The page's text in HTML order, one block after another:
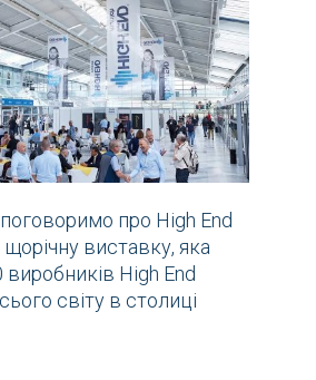
про High End
виставку, яка
виробників High End
світу в столиці